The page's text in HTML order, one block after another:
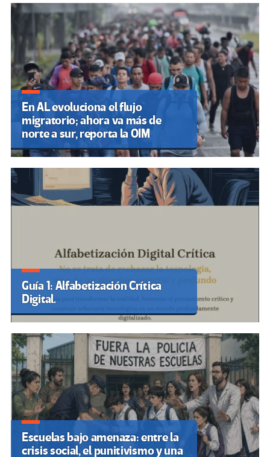
En AL evoluciona el flujo
migratorio; ahora va más de
norte a sur, reporta la OIM
Guía 1: Alfabetización Crítica
Digital.
Escuelas bajo amenaza: entre la
crisis social, el punitivismo y una